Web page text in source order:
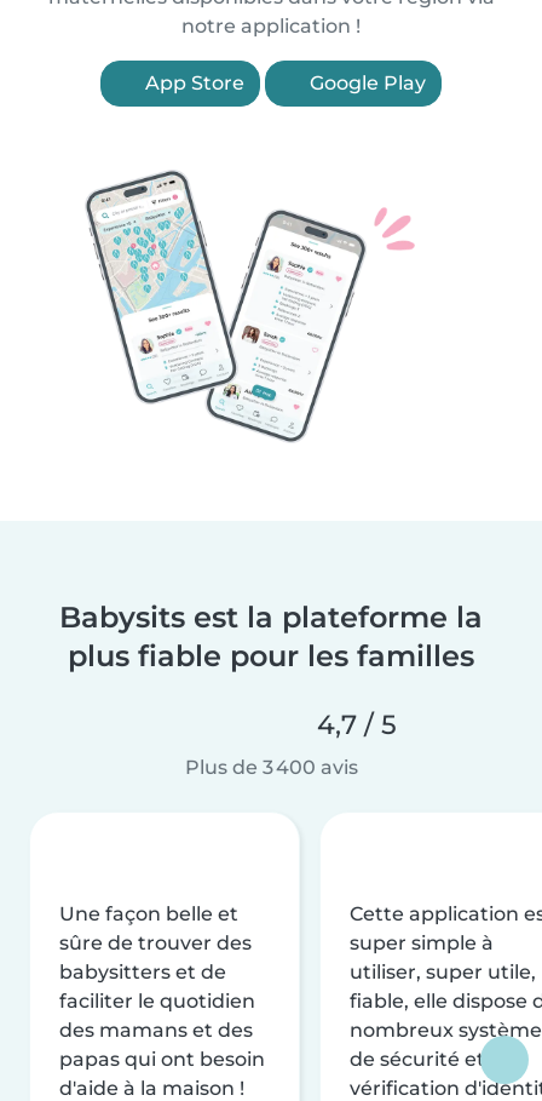
notre application !
App Store Google Play
Babysits est la plateforme la
plus fiable pour les familles
4,7 / 5
Plus de 3 400 avis
Une façon belle et
sûre de trouver des
babysitters et de
faciliter le quotidien
des mamans et des
papas qui ont besoin
d'aide à la maison !
Cette application
super simple à
utiliser, super utile,
fiable, elle dispose
nombreux
de sécurité et de
vérification